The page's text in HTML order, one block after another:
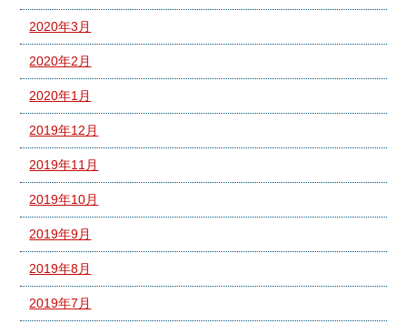
2020年3月
2020年2月
2020年1月
2019年12月
2019年11月
2019年10月
2019年9月
2019年8月
2019年7月